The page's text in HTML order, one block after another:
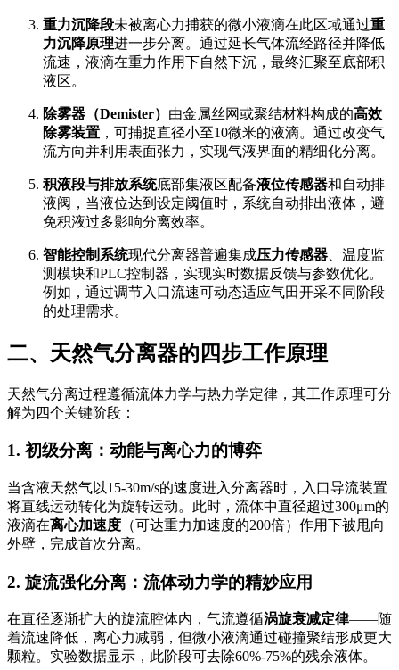
重力沉降段未被离心力捕获的微小液滴在此区域通过重
力沉降原理进一步分离。通过延长气体流经路径并降低
流速，液滴在重力作用下自然下沉，最终汇聚至底部积
液区。
除雾器（Demister） 由金属丝网或聚结材料构成的高效
除雾装置 ，可捕捉直径小至10微米的液滴。通过改变气
流方向并利用表面张力，实现气液界面的精细化分离。
积液段与排放系统底部集液区配备液位传感器和自动排
液阀，当液位达到设定阈值时，系统自动排出液体，避
免积液过多影响分离效率。
智能控制系统现代分离器普遍集成压力传感器 、温度监
测模块和PLC控制器，实现实时数据反馈与参数优化。
例如，通过调节入口流速可动态适应气田开采不同阶段
的处理需求。
二、天然气分离器的四步工作原理
天然气分离过程遵循流体力学与热力学定律，其工作原理可分
解为四个关键阶段：
1. 初级分离：动能与离心力的博弈
当含液天然气以15-30m/s的速度进入分离器时，入口导流装置
将直线运动转化为旋转运动。此时，流体中直径超过300μm的
液滴在离心加速度 （可达重力加速度的200倍）作用下被甩向
外壁，完成首次分离。
2. 旋流强化分离：流体动力学的精妙应用
在直径逐渐扩大的旋流腔体内，气流遵循涡旋衰减定律——随
着流速降低，离心力减弱，但微小液滴通过碰撞聚结形成更大
颗粒。实验数据显示，此阶段可去除60%-75%的残余液体。